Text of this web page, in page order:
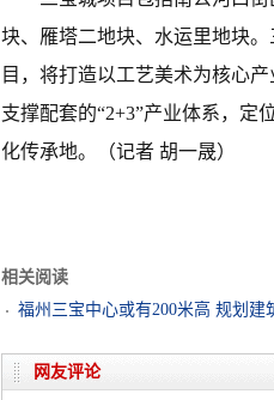
块、雁塔二地块、水运里地块
目，将打造以工艺美术为核心
支撑配套的“2+3”产业体系，定
化传承地。
（记者 胡一晟）
相关阅读
福州三宝中心或有200米高 规划建
网友评论